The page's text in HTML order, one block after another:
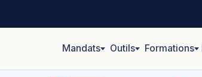
Mandats Outils Formations